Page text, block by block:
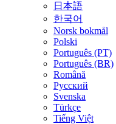
日本語
한국어
Norsk bokmål
Polski
Português (PT)
Português (BR)
Română
Русский
Svenska
Türkçe
Tiếng Việt